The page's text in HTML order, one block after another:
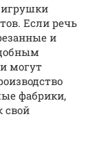
Если речь
и
могут
фабрики,
свой